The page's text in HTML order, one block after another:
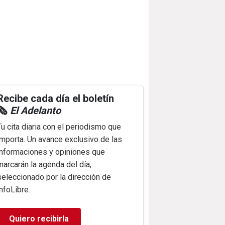
cada día el boletín
El Adelanto
cita diaria con el periodismo que
Un avance exclusivo de las
y opiniones que
la agenda del día,
por la dirección de
Quiero recibirla